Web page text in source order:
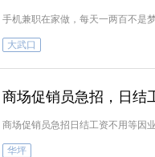
手机兼职在家做，每天一两百不是
大武口
商场促销员急招，日结
商场促销员急招日结工资不用等因
华坪